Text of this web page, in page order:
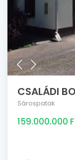
CSALÁDI
Sárospatak
159.000.000